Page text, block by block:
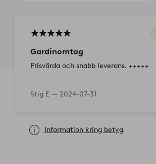
Gardinomtag
Prisvärda och snabb leverans. +++++
Stig E — 2024-07-31
Information kring betyg